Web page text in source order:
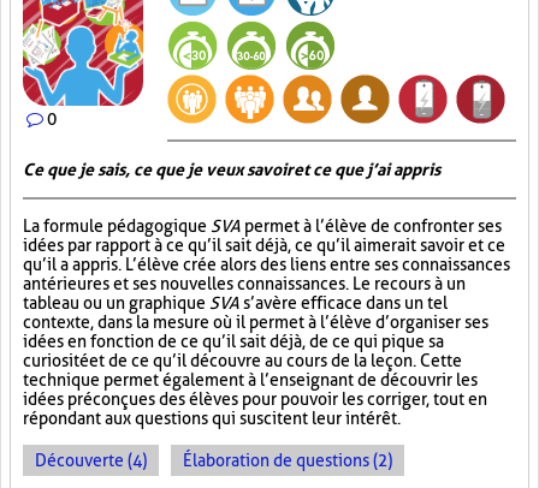
0
Ce que je sais, ce que je veux savoir et ce que j’ai appris
La formule pédagogique SVA permet à l’élève de confronter ses
idées par rapport à ce qu’il sait déjà, ce qu’il aimerait savoir et ce
qu’il a appris. L’élève crée alors des liens entre ses connaissances
antérieures et ses nouvelles connaissances. Le recours à un
tableau ou un graphique SVA s’avère efficace dans un tel
contexte, dans la mesure où il permet à l’élève d’organiser ses
idées en fonction de ce qu’il sait déjà, de ce qui pique sa
curiosité et de ce qu’il découvre au cours de la leçon. Cette
technique permet également à l’enseignant de découvrir les
idées préconçues des élèves pour pouvoir les corriger, tout en
répondant aux questions qui suscitent leur intérêt.
Découverte (4) Élaboration de questions (2)